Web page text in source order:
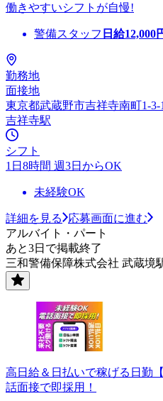
働きやすいシフトが自慢!
警備スタッフ 日給12,000
勤務地
面接地
東京都武蔵野市吉祥寺南町1-3-1
吉祥寺駅
シフト
1日8時間 週3日からOK
未経験OK
詳細を見る
応募画面に進む
アルバイト・パート
あと3日で掲載終了
三和警備保障株式会社 武蔵境
高日給＆日払いで稼げる日勤
話面接で即採用！